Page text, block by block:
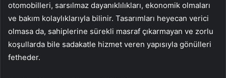
otomobilleri, sarsılmaz dayanıklılıkları, ekonomik olmaları
ve bakım kolaylıklarıyla bilinir. Tasarımları heyecan verici
olmasa da, sahiplerine sürekli masraf çıkarmayan ve zorlu
koşullarda bile sadakatle hizmet veren yapısıyla gönülleri
fetheder.